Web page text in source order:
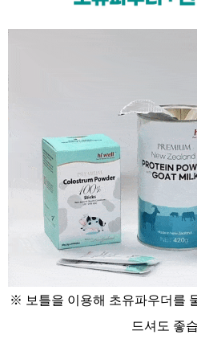
※ 보틀을 이용해 초유파우더를
드셔도 좋